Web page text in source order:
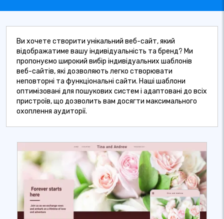
Ви хочете створити унікальний веб-сайт, який
відображатиме вашу індивідуальність та бренд? Ми
пропонуємо широкий вибір індивідуальних шаблонів
веб-сайтів, які дозволяють легко створювати
неповторні та функціональні сайти. Наші шаблони
оптимізовані для пошукових систем і адаптовані до всіх
пристроїв, що дозволить вам досягти максимального
охоплення аудиторії.